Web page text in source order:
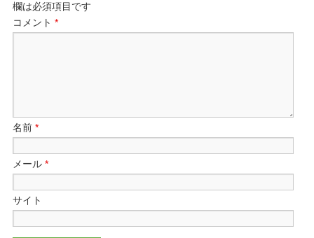
欄は必須項目です
コメント*
名前*
メール*
サイト